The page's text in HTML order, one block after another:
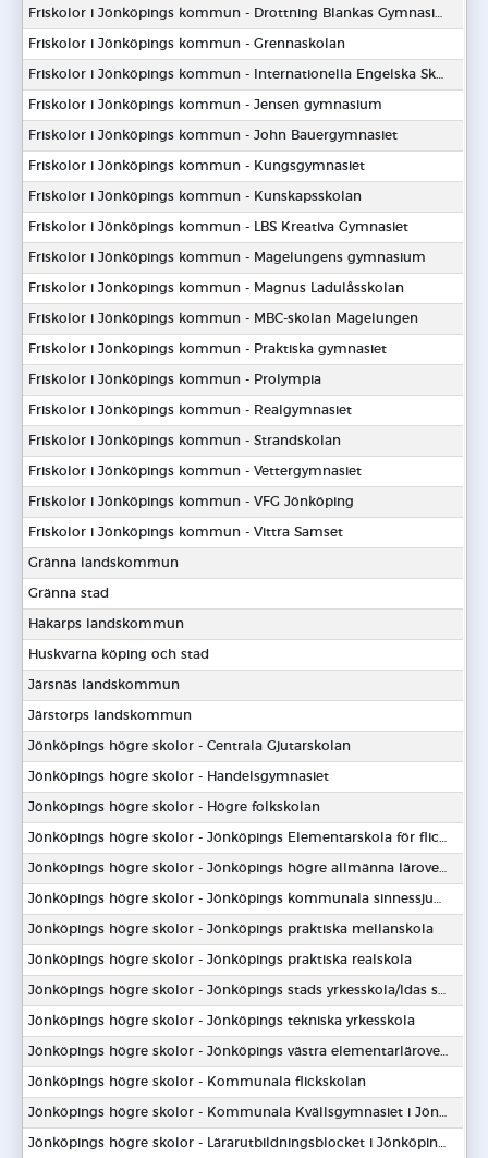
Friskolor i Jönköpings kommun - Grennaskolan
Friskolor i Jönköpings kommun - Internationella Engelska Skolan
Friskolor i Jönköpings kommun - Jensen gymnasium
Friskolor i Jönköpings kommun - John Bauergymnasiet
Friskolor i Jönköpings kommun - Kungsgymnasiet
Friskolor i Jönköpings kommun - Kunskapsskolan
Friskolor i Jönköpings kommun - LBS Kreativa Gymnasiet
Friskolor i Jönköpings kommun - Magelungens gymnasium
Friskolor i Jönköpings kommun - Magnus Ladulåsskolan
Friskolor i Jönköpings kommun - MBC-skolan Magelungen
Friskolor i Jönköpings kommun - Praktiska gymnasiet
Friskolor i Jönköpings kommun - Prolympia
Friskolor i Jönköpings kommun - Realgymnasiet
Friskolor i Jönköpings kommun - Strandskolan
Friskolor i Jönköpings kommun - Vettergymnasiet
Friskolor i Jönköpings kommun - VFG Jönköping
Friskolor i Jönköpings kommun - Vittra Samset
Gränna landskommun
Gränna stad
Hakarps landskommun
Huskvarna köping och stad
Järsnäs landskommun
Järstorps landskommun
Jönköpings högre skolor - Centrala Gjutarskolan
Jönköpings högre skolor - Handelsgymnasiet
Jönköpings högre skolor - Högre folkskolan
Jönköpings högre skolor - Jönköpings högre allmänna läroverk
Jönköpings högre skolor - Jönköpings praktiska mellanskola
Jönköpings högre skolor - Jönköpings praktiska realskola
Jönköpings högre skolor - Jönköpings stads yrkesskola/Idas skola
Jönköpings högre skolor - Jönköpings tekniska yrkesskola
Jönköpings högre skolor - Jönköpings västra elementarläroverk för flickor
Jönköpings högre skolor - Kommunala flickskolan
Jönköpings högre skolor - Kommunala Kvällsgymnasiet i Jönköping
Jönköpings högre skolor - Lärarutbildningsblocket i Jönköping-Huskvarnaområdet